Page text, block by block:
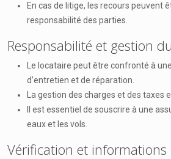
En cas de litige, les recours peuvent
responsabilité des parties.
Responsabilité et gestion
Le locataire peut être confronté à
d’entretien et de réparation.
La gestion des charges et des
Il est essentiel de souscrire à une
eaux et les vols.
Vérification et informations